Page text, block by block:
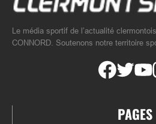
Le média sportif de l’actualité
CONNORD. Soutenons notre territoire
PAGES